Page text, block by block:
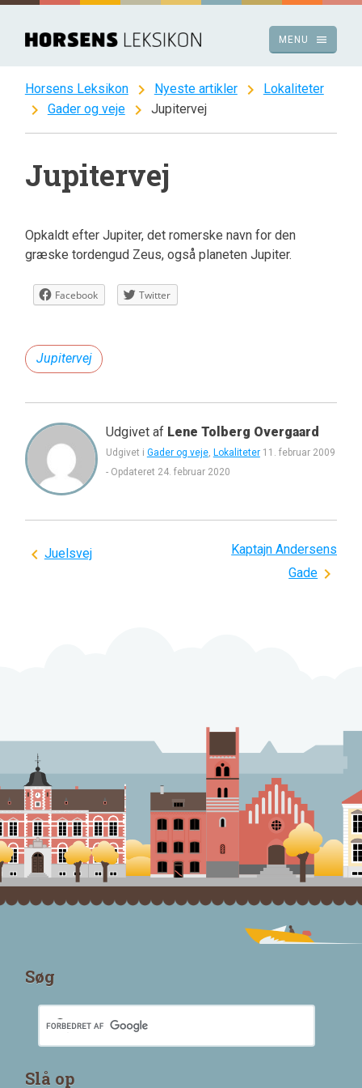
Spring
indhold
menu
MENU
Horsens Leksikon chevron_right Nyeste artikler chevron_right Lokaliteter
chevron_right Gader og veje chevron_right Jupitervej
Jupitervej
Opkaldt efter Jupiter, det romerske navn for den
græske tordengud Zeus, også planeten Jupiter.
Facebook Twitter
Jupitervej
Udgivet af Lene Tolberg Overgaard
Udgivet i Gader og veje, Lokaliteter 11. februar 2009
- Opdateret 24. februar 2020
Indlægsnavigation
Juelsvej
Kaptajn Andersens
Gade
Søg
Slå op